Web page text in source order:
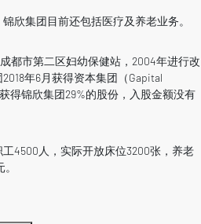
欣集团目前还包括医疗及养老业务。
都市第二区妇幼保健站，2004年进行改
年6月获得资本集团（Gapital
得锦欣集团29%的股份，入股金额没有
4500人，实际开放床位3200张，养老